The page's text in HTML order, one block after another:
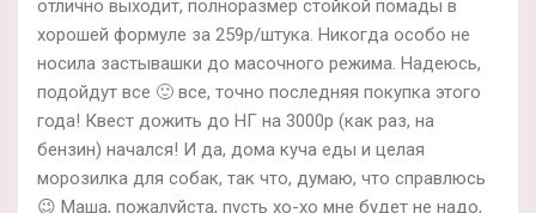
отлично выходит, полноразмер стойкой помады в
хорошей формуле за 259р/штука. Никогда особо не
носила застывашки до масочного режима. Надеюсь,
подойдут все 🙂 все, точно последняя покупка этого
года! Квест дожить до НГ на 3000р (как раз, на
бензин) начался! И да, дома куча еды и целая
морозилка для собак, так что, думаю, что справлюсь
😉 Маша, пожалуйста, пусть хо-хо мне будет не надо,